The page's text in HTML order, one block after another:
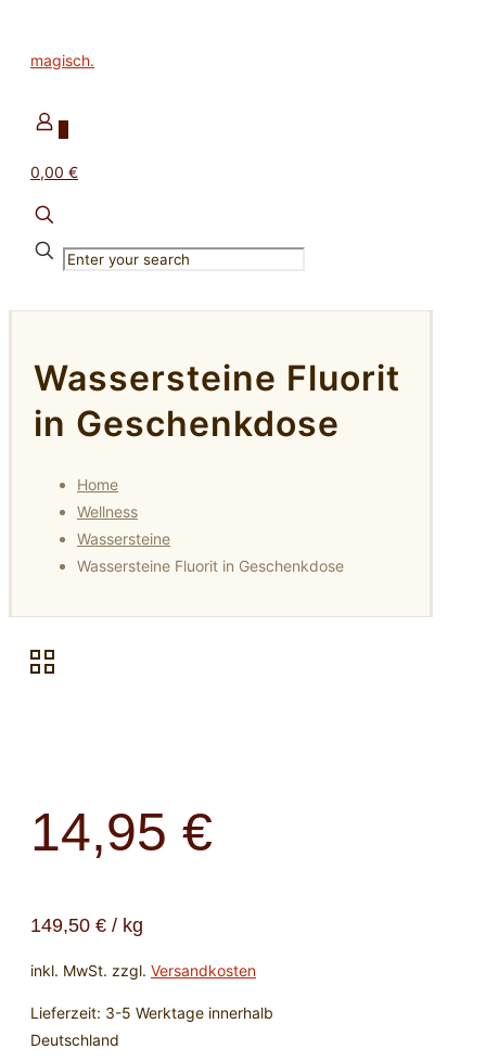
0,00 €
Wassersteine Fluorit
in Geschenkdose
Home
Wellness
Wassersteine
Wassersteine Fluorit in Geschenkdose
14,95 €
149,50 € / kg
inkl. MwSt. zzgl. Versandkosten
Lieferzeit: 3-5 Werktage innerhalb
Deutschland